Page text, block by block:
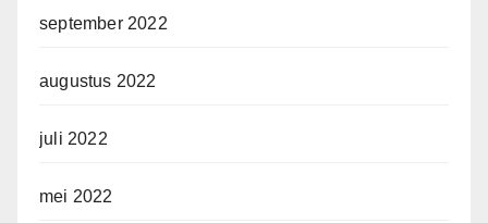
september 2022
augustus 2022
juli 2022
mei 2022